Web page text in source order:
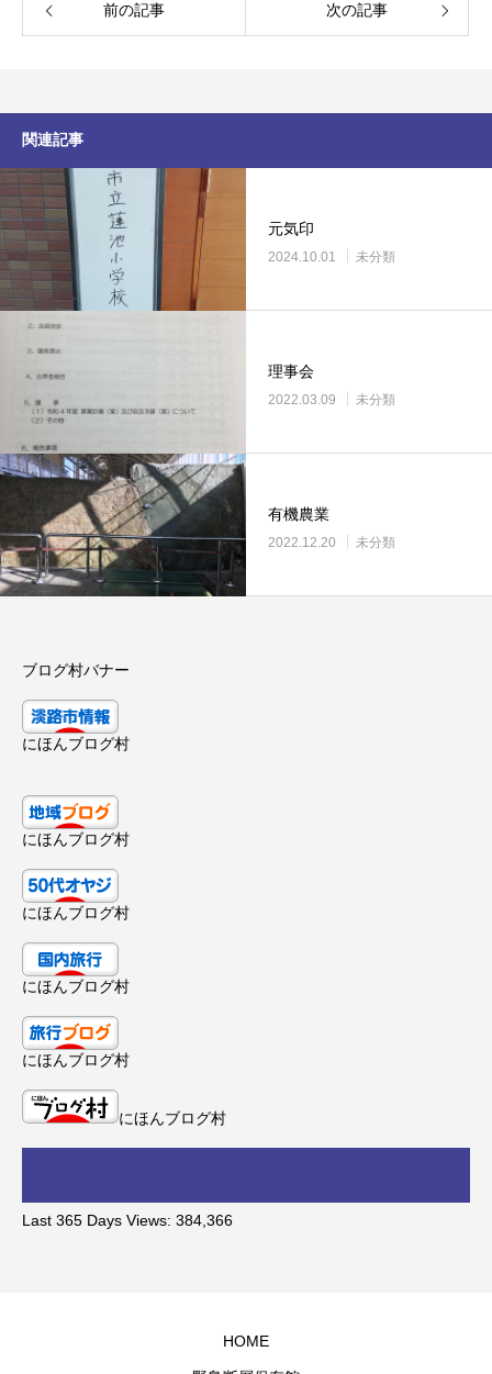
前の記事 次の記事
関連記事
元気印
2024.10.01 未分類
理事会
2022.03.09 未分類
有機農業
2022.12.20 未分類
ブログ村バナー
にほんブログ村
にほんブログ村
にほんブログ村
にほんブログ村
にほんブログ村
にほんブログ村
Last 365 Days Views: 384,366
HOME